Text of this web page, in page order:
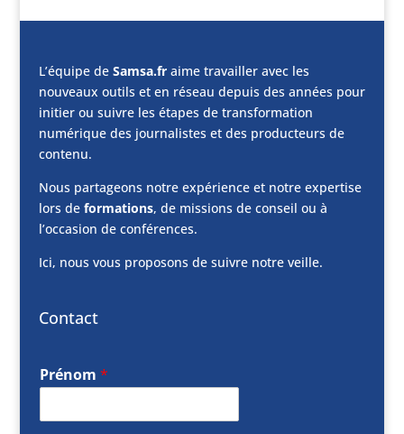
L’équipe de Samsa.fraime travailler avec les
nouveaux outils et en réseau depuis des années pour
initier ou suivre les étapes de transformation
numérique des journalistes et des producteurs de
contenu.
Nous partageons notre expérience et notre expertise
lors de formations, de missions de conseil ou à
l’occasion de conférences.
Ici, nous vous proposons de suivre notre veille.
Contact
Prénom *